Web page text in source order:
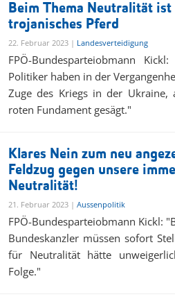
Beim Thema Neutralität ist
trojanisches Pferd
22. Februar 2023 | Landesverteidigung
FPÖ-Bundesparteiobmann
Politiker haben in der
Zuge des Kriegs in der Ukraine,
roten Fundament gesägt."
Klares Nein zum neu
Feldzug gegen unsere
Neutralität!
21. Februar 2023 | Aussenpolitik
FPÖ-Bundesparteiobmann Kickl:
Bundeskanzler müssen sofort
für Neutralität hätte
Folge."